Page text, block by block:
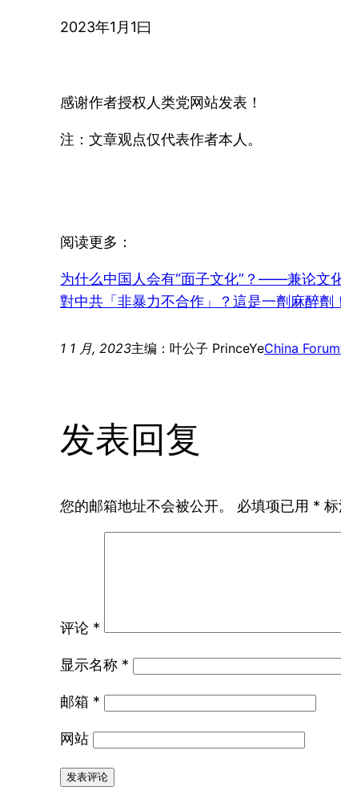
2023年1月1曰
感谢作者授权人类党网站发表！
注：文章观点仅代表作者本人。
阅读更多：
为什么中国人会有“面子文化”？——兼论文
對中共「非暴力不合作」？這是一劑麻醉劑！
1 1 月, 2023主编：叶公子 PrinceYeChina Forum
发表回复
您的邮箱地址不会被公开。 必填项已用 *
评论 *
显示名称 *
邮箱 *
网站